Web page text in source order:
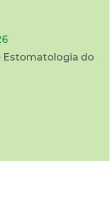
Estomatologia do